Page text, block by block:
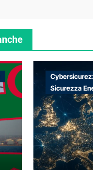
Sicurezza